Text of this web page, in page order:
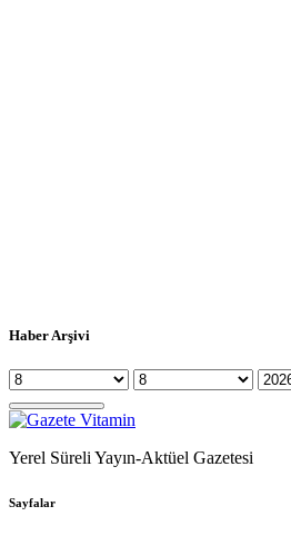
Haber Arşivi
Yerel Süreli Yayın-Aktüel Gazetesi
Sayfalar